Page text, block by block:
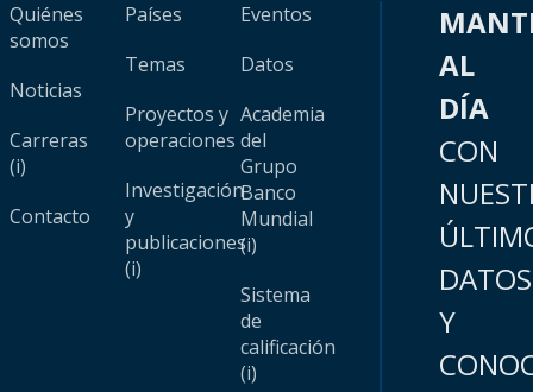
Quiénes
somos
Noticias
Carreras
(i)
Contacto
Países
Temas
Proyectos y
operaciones
Investigación
y
publicaciones
(i)
Eventos
Datos
Academia
del
Grupo
Banco
Mundial
(i)
Sistema
de
calificación
(i)
AL
DÍA
CON
DATOS
Y